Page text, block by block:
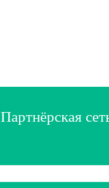
Партнёрская